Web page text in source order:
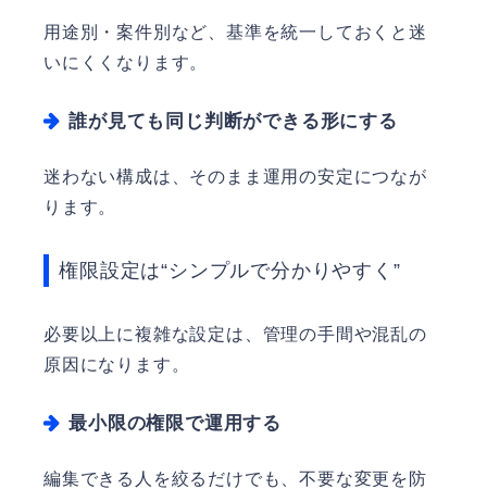
用途別・案件別など、基準を統一しておくと迷
いにくくなります。
誰が見ても同じ判断ができる形にする
迷わない構成は、そのまま運用の安定につなが
ります。
権限設定は“シンプルで分かりやすく”
必要以上に複雑な設定は、管理の手間や混乱の
原因になります。
最小限の権限で運用する
編集できる人を絞るだけでも、不要な変更を防